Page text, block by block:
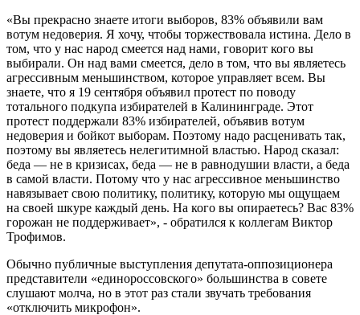
«Вы прекрасно знаете итоги выборов, 83% объявили вам
вотум недоверия. Я хочу, чтобы торжествовала истина. Дело в
том, что у нас народ смеется над нами, говорит кого вы
выбирали. Он над вами смеется, дело в том, что вы являетесь
агрессивным меньшинством, которое управляет всем. Вы
знаете, что я 19 сентября объявил протест по поводу
тотального подкупа избирателей в Калининграде. Этот
протест поддержали 83% избирателей, объявив вотум
недоверия и бойкот выборам. Поэтому надо расценивать так,
поэтому вы являетесь нелегитимной властью. Народ сказал:
беда — не в кризисах, беда — не в равнодушии власти, а беда
в самой власти. Потому что у нас агрессивное меньшинство
навязывает свою политику, политику, которую мы ощущаем
на своей шкуре каждый день. На кого вы опираетесь? Вас 83%
горожан не поддерживает», - обратился к коллегам Виктор
Трофимов.
Обычно публичные выступления депутата-оппозиционера
представители «единороссовского» большинства в совете
слушают молча, но в этот раз стали звучать требования
«отключить микрофон».